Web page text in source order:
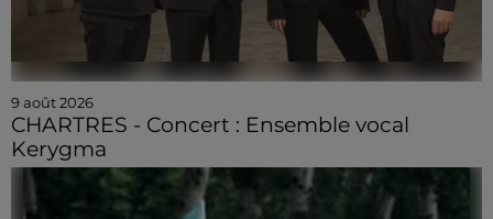
9 août 2026
CHARTRES - Concert : Ensemble vocal
Kerygma